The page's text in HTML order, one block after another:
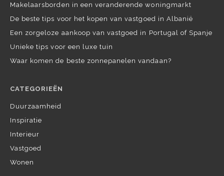
Makelaarsborden in een veranderende woningmarkt
De beste tips voor het kopen van vastgoed in Albanië
Een zorgeloze aankoop van vastgoed in Portugal of Spanje
Unieke tips voor een luxe tuin
Waar komen de beste zonnepanelen vandaan?
CATEGORIEËN
Duurzaamheid
Inspiratie
Interieur
Vastgoed
Wonen